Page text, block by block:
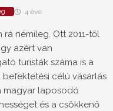
4 éve
némileg. Ott 2011-től
azért van
turisták száma is a
célú vásárlás
magyar laposodó
és a csökkenő